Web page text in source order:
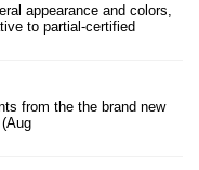
appearance and colors,
to partial-certified
from the the brand new